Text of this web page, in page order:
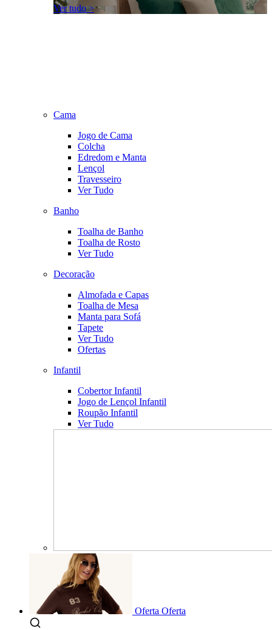
Ver tudo >
Cama
Jogo de Cama
Colcha
Edredom e Manta
Lençol
Travesseiro
Ver Tudo
Banho
Toalha de Banho
Toalha de Rosto
Ver Tudo
Decoração
Almofada e Capas
Toalha de Mesa
Manta para Sofá
Tapete
Ver Tudo
Ofertas
Infantil
Cobertor Infantil
Jogo de Lençol Infantil
Roupão Infantil
Ver Tudo
Oferta Oferta